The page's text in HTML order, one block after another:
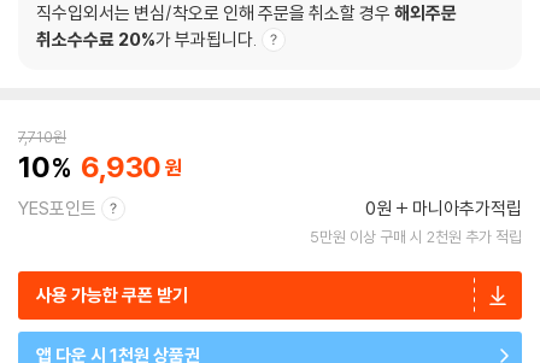
직수입외서는 변심/착오로 인해 주문을 취소할 경우 해외주문
취소수수료 20%가 부과됩니다.
7,710원
10 6,930
YES포인트 0원 마니아추가적립
5만원 이상 구매 시 2천원 추가 적립
사용 가능한 쿠폰 받기
앱 다운 시 1천원 상품권